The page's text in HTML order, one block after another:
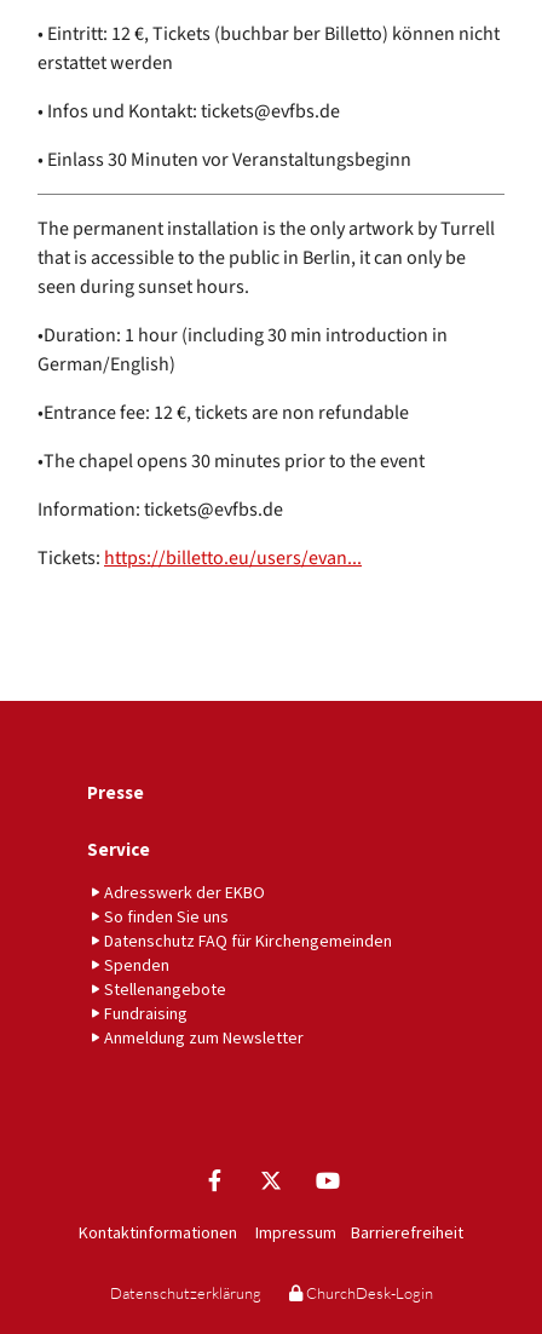
• Eintritt: 12 €, Tickets (buchbar ber Billetto) können nicht
erstattet werden
• Infos und Kontakt: tickets@evfbs.de
• Einlass 30 Minuten vor Veranstaltungsbeginn
The permanent installation is the only artwork by Turrell
that is accessible to the public in Berlin, it can only be
seen during sunset hours.
•Duration: 1 hour (including 30 min introduction in
German/English)
•Entrance fee: 12 €, tickets are non refundable
•The chapel opens 30 minutes prior to the event
Information: tickets@evfbs.de
Tickets: https://billetto.eu/users/evan...
Presse
Service
Adresswerk der EKBO
So finden Sie uns
Datenschutz FAQ für Kirchengemeinden
Spenden
Stellenangebote
Fundraising
Anmeldung zum Newsletter
Kontaktinformationen Impressum Barrierefreiheit
Datenschutzerklärung ChurchDesk-Login